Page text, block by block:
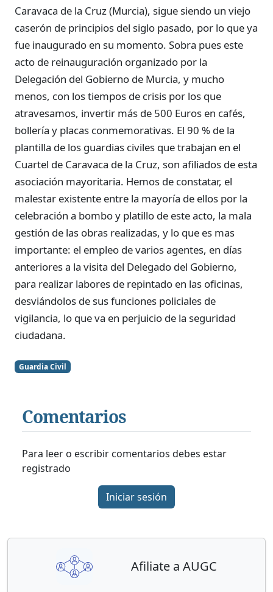
Caravaca de la Cruz (Murcia), sigue siendo un viejo
caserón de principios del siglo pasado, por lo que ya
fue inaugurado en su momento. Sobra pues este
acto de reinauguración organizado por la
Delegación del Gobierno de Murcia, y mucho
menos, con los tiempos de crisis por los que
atravesamos, invertir más de 500 Euros en cafés,
bollería y placas conmemorativas. El 90 % de la
plantilla de los guardias civiles que trabajan en el
Cuartel de Caravaca de la Cruz, son afiliados de esta
asociación mayoritaria. Hemos de constatar, el
malestar existente entre la mayoría de ellos por la
celebración a bombo y platillo de este acto, la mala
gestión de las obras realizadas, y lo que es mas
importante: el empleo de varios agentes, en días
anteriores a la visita del Delegado del Gobierno,
para realizar labores de repintado en las oficinas,
desviándolos de sus funciones policiales de
vigilancia, lo que va en perjuicio de la seguridad
ciudadana.
Guardia Civil
Comentarios
Para leer o escribir comentarios debes estar
registrado
Iniciar sesión
Afiliate a AUGC